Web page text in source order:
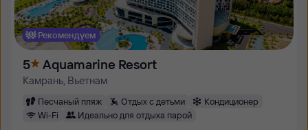
Рекомендуем
5 Aquamarine Resort
Камрань, Вьетнам
Песчаный пляж Отдых с детьми
Кондиционер
Wi-Fi
Идеально для отдыха парой